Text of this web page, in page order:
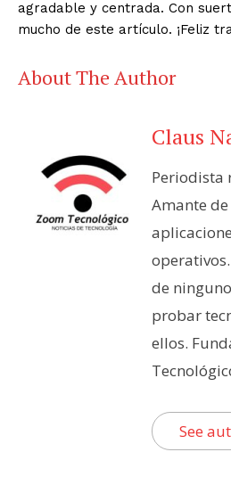
agradable y centrada. Con
mucho de este artículo. ¡Feliz
About The Author
Claus
Periodista
Amante
de
probar
ellos.
See